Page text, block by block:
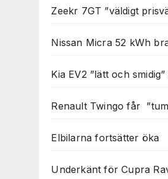
Zeekr 7GT ”väldigt
Nissan Micra 52 kWh
Kia EV2 ”lätt och
Renault Twingo får
Elbilarna fortsätter öka
Underkänt för Cupra